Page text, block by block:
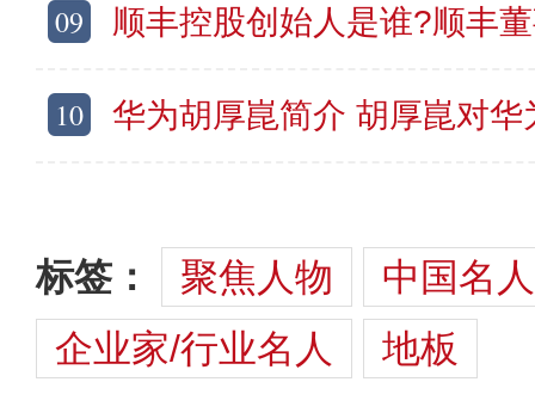
09 顺丰控股创始人是谁?顺丰董事长王
10 华为胡厚崑简介 胡厚崑对华为
标签： 聚焦人物
中国名人
企业家/行业名人
地板